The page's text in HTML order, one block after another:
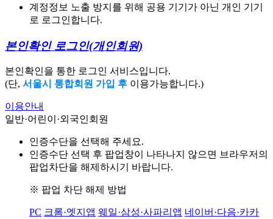
계정정보 노출 방지를 위해 공용 기기가 아닌 개인 기기
로 로그인합니다.
본인확인 로그인(개인회원)
본인확인을 통한 로그인 서비스입니다.
(단, 서울시 통합회원 가입 후 이용가능합니다.)
이용안내
일반·어린이·외국인회원
인증수단을 선택해 주세요.
인증수단 선택 후 팝업창이 나타나지 않으면 브라우저의
팝업차단을 해제하시기 바랍니다.
※ 팝업 차단 해제 방법
PC 크롬·엣지앱 웨일·삼성·사파리앱 네이버·다음·카카